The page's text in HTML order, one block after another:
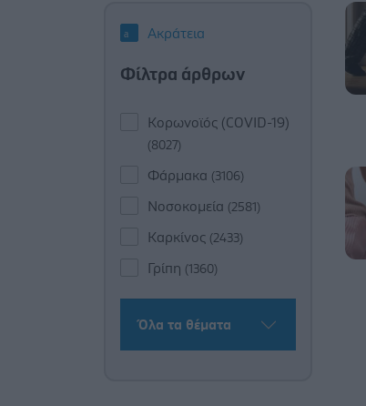
Ακράτεια
Φίλτρα άρθρων
Κορωνοϊός (COVID-19)
(8027)
Φάρμακα (3106)
Νοσοκομεία (2581)
Καρκίνος (2433)
Γρίπη (1360)
Όλα τα θέματα